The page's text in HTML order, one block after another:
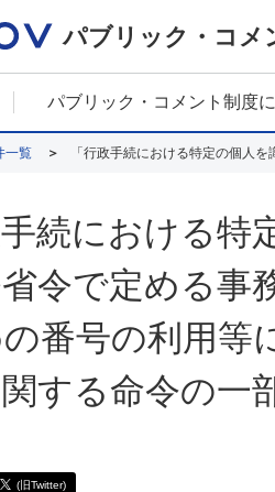
パブリック・コメ
パブリック・コメント制度
一覧
手続における
令で定める事
番号の利用等
する命令の一
(旧Twitter)